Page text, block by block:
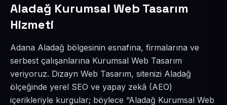
Aladağ Kurumsal Web Tasarım
Hizmeti
Adana Aladağ bölgesinin esnafına, firmalarına ve
serbest çalışanlarına Kurumsal Web Tasarım
veriyoruz. Dizayn Web Tasarım, sitenizi Aladağ
ölçeğinde yerel SEO ve yapay zekâ (AEO)
içerikleriyle kurgular; böylece “Aladağ Kurumsal Web